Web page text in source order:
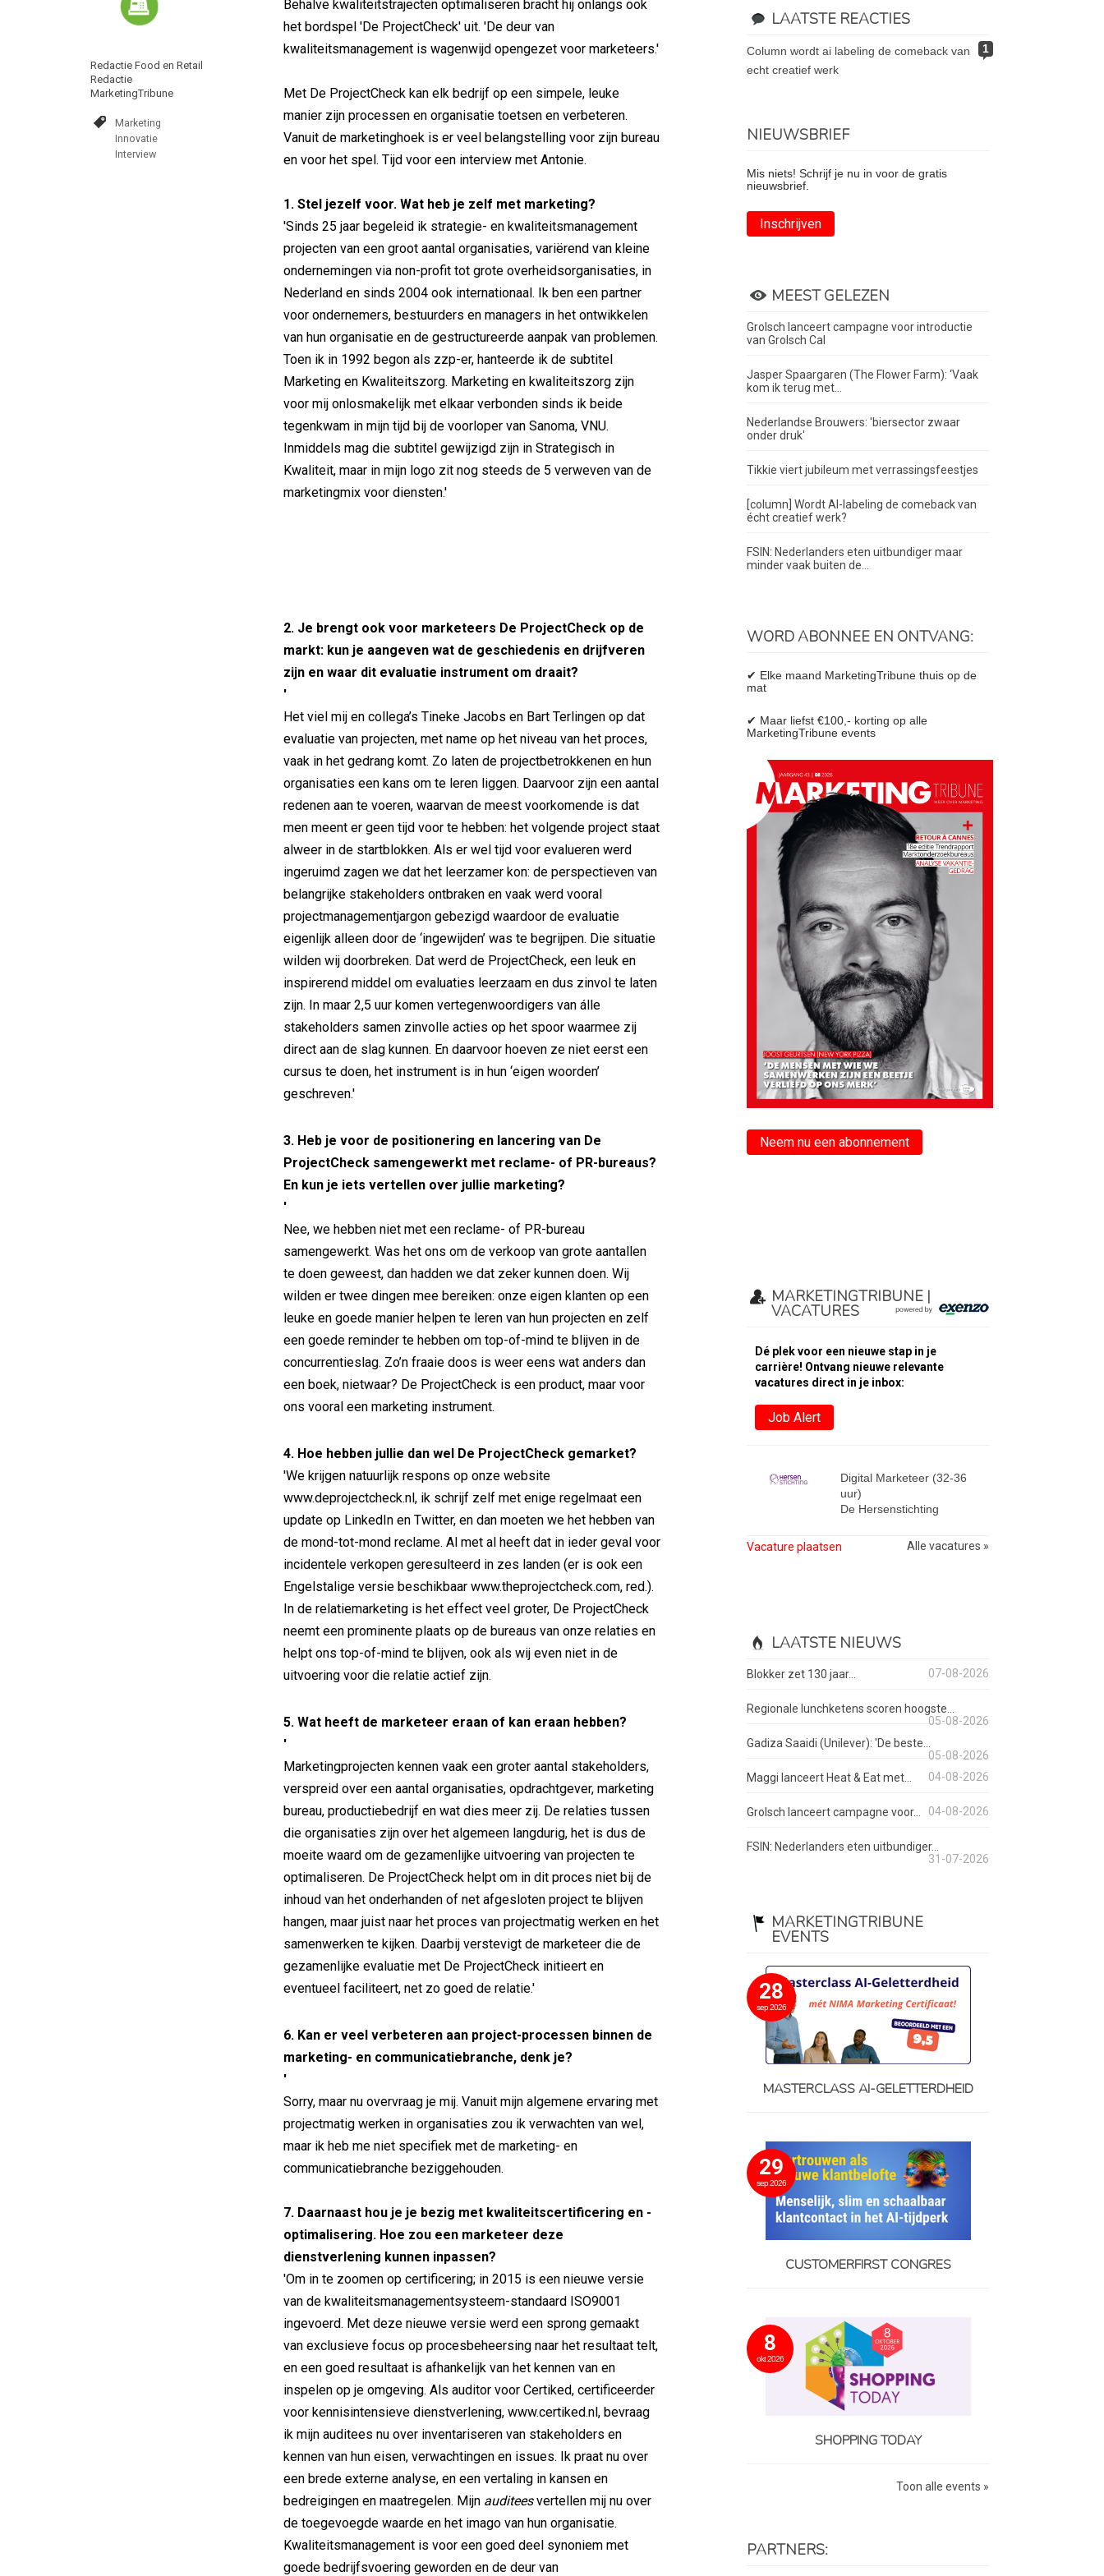
Redactie Food en Retail
Redactie
MarketingTribune
Marketing
Innovatie
Interview
Behalve kwaliteitstrajecten optimaliseren bracht hij onlangs ook
het bordspel 'De ProjectCheck' uit. 'De deur van
kwaliteitsmanagement is wagenwijd opengezet voor marketeers.'
Met De ProjectCheck kan elk bedrijf op een simpele, leuke
manier zijn processen en organisatie toetsen en verbeteren.
Vanuit de marketinghoek is er veel belangstelling voor zijn bureau
en voor het spel. Tijd voor een interview met Antonie.
1. Stel jezelf voor. Wat heb je zelf met marketing?
'Sinds 25 jaar begeleid ik strategie- en kwaliteitsmanagement
projecten van een groot aantal organisaties, variërend van kleine
ondernemingen via non-profit tot grote overheidsorganisaties, in
Nederland en sinds 2004 ook internationaal. Ik ben een partner
voor ondernemers, bestuurders en managers in het ontwikkelen
van hun organisatie en de gestructureerde aanpak van problemen.
Toen ik in 1992 begon als zzp-er, hanteerde ik de subtitel
Marketing en Kwaliteitszorg. Marketing en kwaliteitszorg zijn
voor mij onlosmakelijk met elkaar verbonden sinds ik beide
tegenkwam in mijn tijd bij de voorloper van Sanoma, VNU.
Inmiddels mag die subtitel gewijzigd zijn in Strategisch in
Kwaliteit, maar in mijn logo zit nog steeds de 5 verweven van de
marketingmix voor diensten.'
2. Je brengt ook voor marketeers De ProjectCheck op de
markt: kun je aangeven wat de geschiedenis en drijfveren
zijn en waar dit evaluatie instrument om draait?
'
Het viel mij en collega’s Tineke Jacobs en Bart Terlingen op dat
evaluatie van projecten, met name op het niveau van het proces,
vaak in het gedrang komt. Zo laten de projectbetrokkenen en hun
organisaties een kans om te leren liggen. Daarvoor zijn een aantal
redenen aan te voeren, waarvan de meest voorkomende is dat
men meent er geen tijd voor te hebben: het volgende project staat
alweer in de startblokken. Als er wel tijd voor evalueren werd
ingeruimd zagen we dat het leerzamer kon: de perspectieven van
belangrijke stakeholders ontbraken en vaak werd vooral
projectmanagementjargon gebezigd waardoor de evaluatie
eigenlijk alleen door de ‘ingewijden’ was te begrijpen. Die situatie
wilden wij doorbreken. Dat werd de ProjectCheck, een leuk en
inspirerend middel om evaluaties leerzaam en dus zinvol te laten
zijn. In maar 2,5 uur komen vertegenwoordigers van álle
stakeholders samen zinvolle acties op het spoor waarmee zij
direct aan de slag kunnen. En daarvoor hoeven ze niet eerst een
cursus te doen, het instrument is in hun ‘eigen woorden’
geschreven.'
3. Heb je voor de positionering en lancering van De
ProjectCheck samengewerkt met reclame- of PR-bureaus?
En kun je iets vertellen over jullie marketing?
'
Nee, we hebben niet met een reclame- of PR-bureau
samengewerkt. Was het ons om de verkoop van grote aantallen
te doen geweest, dan hadden we dat zeker kunnen doen. Wij
wilden er twee dingen mee bereiken: onze eigen klanten op een
leuke en goede manier helpen te leren van hun projecten en zelf
een goede reminder te hebben om top-of-mind te blijven in de
concurrentieslag. Zo’n fraaie doos is weer eens wat anders dan
een boek, nietwaar? De ProjectCheck is een product, maar voor
ons vooral een marketing instrument.
4. Hoe hebben jullie dan wel De ProjectCheck gemarket?
'We krijgen natuurlijk respons op onze website
www.deprojectcheck.nl, ik schrijf zelf met enige regelmaat een
update op LinkedIn en Twitter, en dan moeten we het hebben van
de mond-tot-mond reclame. Al met al heeft dat in ieder geval voor
incidentele verkopen geresulteerd in zes landen (er is ook een
Engelstalige versie beschikbaar www.theprojectcheck.com, red.).
In de relatiemarketing is het effect veel groter, De ProjectCheck
neemt een prominente plaats op de bureaus van onze relaties en
helpt ons top-of-mind te blijven, ook als wij even niet in de
uitvoering voor die relatie actief zijn.
5. Wat heeft de marketeer eraan of kan eraan hebben?
'
Marketingprojecten kennen vaak een groter aantal stakeholders,
verspreid over een aantal organisaties, opdrachtgever, marketing
bureau, productiebedrijf en wat dies meer zij. De relaties tussen
die organisaties zijn over het algemeen langdurig, het is dus de
moeite waard om de gezamenlijke uitvoering van projecten te
optimaliseren. De ProjectCheck helpt om in dit proces niet bij de
inhoud van het onderhanden of net afgesloten project te blijven
hangen, maar juist naar het proces van projectmatig werken en het
samenwerken te kijken. Daarbij verstevigt de marketeer die de
gezamenlijke evaluatie met De ProjectCheck initieert en
eventueel faciliteert, net zo goed de relatie.'
6. Kan er veel verbeteren aan project-processen binnen de
marketing- en communicatiebranche, denk je?
'
Sorry, maar nu overvraag je mij. Vanuit mijn algemene ervaring met
projectmatig werken in organisaties zou ik verwachten van wel,
maar ik heb me niet specifiek met de marketing- en
communicatiebranche beziggehouden.
7. Daarnaast hou je je bezig met kwaliteitscertificering en -
optimalisering. Hoe zou een marketeer deze
dienstverlening kunnen inpassen?
'Om in te zoomen op certificering; in 2015 is een nieuwe versie
van de kwaliteitsmanagementsysteem-standaard ISO9001
ingevoerd. Met deze nieuwe versie werd een sprong gemaakt
van exclusieve focus op procesbeheersing naar het resultaat telt,
en een goed resultaat is afhankelijk van het kennen van en
inspelen op je omgeving. Als auditor voor Certiked, certificeerder
voor kennisintensieve dienstverlening, www.certiked.nl, bevraag
ik mijn auditees nu over inventariseren van stakeholders en
kennen van hun eisen, verwachtingen en issues. Ik praat nu over
een brede externe analyse, en een vertaling in kansen en
bedreigingen en maatregelen. Mijn auditeesvertellen mij nu over
de toegevoegde waarde en het imago van hun organisatie.
Kwaliteitsmanagement is voor een goed deel synoniem met
goede bedrijfsvoering geworden en de deur van
LAATSTE REACTIES
1
column wordt ai labeling de comeback van
echt creatief werk
NIEUWSBRIEF
Mis niets! Schrijf je nu in voor de gratis
nieuwsbrief.
Inschrijven
MEEST GELEZEN
Grolsch lanceert campagne voor introductie
van Grolsch Cal
Jasper Spaargaren (The Flower Farm): ‘Vaak
kom ik terug met...
Nederlandse Brouwers: 'biersector zwaar
onder druk'
Tikkie viert jubileum met verrassingsfeestjes
[column] Wordt AI-labeling de comeback van
écht creatief werk?
FSIN: Nederlanders eten uitbundiger maar
minder vaak buiten de...
WORD ABONNEE EN ONTVANG:
✔ Elke maand MarketingTribune thuis op de
mat
✔ Maar liefst €100,- korting op alle
MarketingTribune events
Neem nu een abonnement
MARKETINGTRIBUNE |
VACATURES
Dé plek voor een nieuwe stap in je
carrière! Ontvang nieuwe relevante
vacatures direct in je inbox:
Job Alert
Digital Marketeer (32-36
uur)
De Hersenstichting
Vacature plaatsen Alle vacatures »
LAATSTE NIEUWS
Blokker zet 130 jaar... 07-08-2026
Regionale lunchketens scoren hoogste...
05-08-2026
Gadiza Saaidi (Unilever): 'De beste...
05-08-2026
Maggi lanceert Heat & Eat met...
04-08-2026
Grolsch lanceert campagne voor... 04-08-2026
FSIN: Nederlanders eten uitbundiger...
31-07-2026
MARKETINGTRIBUNE
EVENTS
28
sep 2026
MASTERCLASS AI-GELETTERDHEID
29
sep 2026
CUSTOMERFIRST CONGRES
8
okt 2026
SHOPPING TODAY
Toon alle events »
PARTNERS: